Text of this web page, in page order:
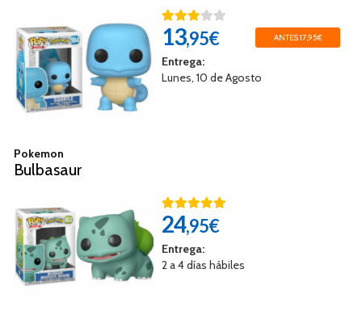
13,95€ ANTES 17,95€
Entrega:
Lunes, 10 de Agosto
Pokemon
Bulbasaur
24,95€
Entrega:
2 a 4 días hábiles